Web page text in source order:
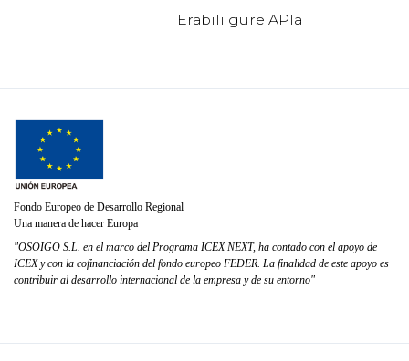
Erabili gure APIa
Fondo Europeo de Desarrollo Regional
Una manera de hacer Europa
"OSOIGO S.L. en el marco del Programa ICEX NEXT, ha contado con el apoyo de
ICEX y con la cofinanciación del fondo europeo FEDER. La finalidad de este apoyo es
contribuir al desarrollo internacional de la empresa y de su entorno"